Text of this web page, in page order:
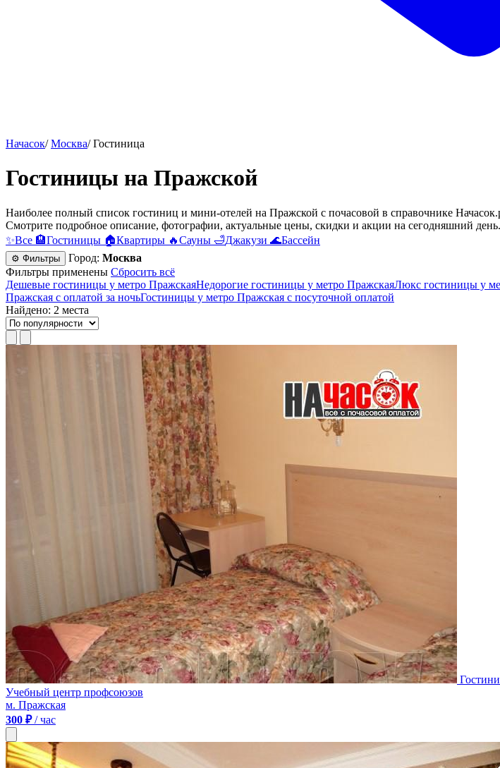
Начасок/ Москва/ Гостиница
Гостиницы на Пражской
Наиболее полный список гостиниц и мини-отелей на Пражской c почасовой в справочнике
Смотрите подробное описание, фотографии, актуальные цены, скидки и акции на сегодняшний день.
✨Все 🏨Гостиницы 🏠Квартиры 🔥Сауны 🛁Джакузи 🌊Бассейн
⚙ Фильтры Город: Москва
Фильтры применены Сбросить всё
Дешевые гостиницы у метро ПражскаяНедорогие гостиницы у метро ПражскаяЛюкс гостиницы у
Пражская с оплатой за ночьГостиницы у метро Пражская c посуточной оплатой
Найдено: 2 места
Учебный центр профсоюзов
м. Пражская
300 ₽/ час